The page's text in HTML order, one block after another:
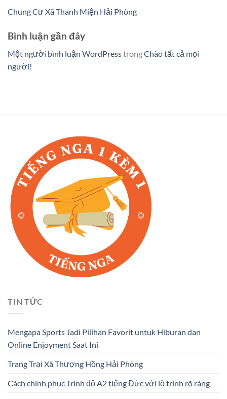
Chung Cư Xã Thanh Miện Hải Phòng
Bình luận gần đây
Một người bình luận WordPresstrongChào tất cả mọi
người!
TIN TỨC
Mengapa Sports Jadi Pilihan Favorit untuk Hiburan dan
Online Enjoyment Saat Ini
Trang Trại Xã Thượng Hồng Hải Phòng
Cách chinh phục Trình độ A2 tiếng Đức với lộ trình rõ ràng